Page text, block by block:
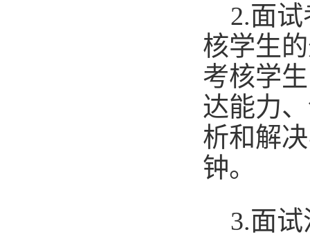
2.面
核学生
考核学
达能力
析和解
钟。
3.面